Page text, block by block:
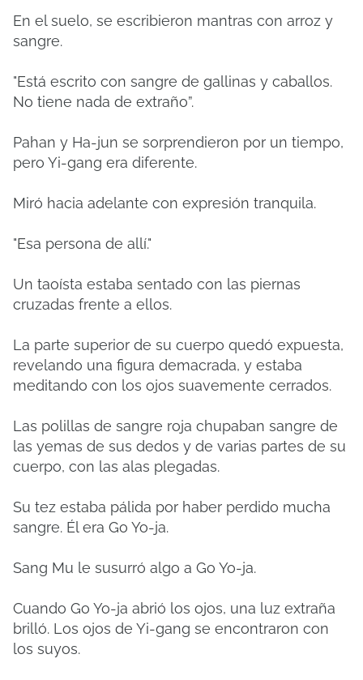
En el suelo, se escribieron mantras con arroz y
sangre.
"Está escrito con sangre de gallinas y caballos.
No tiene nada de extraño”.
Pahan y Ha-jun se sorprendieron por un tiempo,
pero Yi-gang era diferente.
Miró hacia adelante con expresión tranquila.
"Esa persona de allí."
Un taoísta estaba sentado con las piernas
cruzadas frente a ellos.
La parte superior de su cuerpo quedó expuesta,
revelando una figura demacrada, y estaba
meditando con los ojos suavemente cerrados.
Las polillas de sangre roja chupaban sangre de
las yemas de sus dedos y de varias partes de su
cuerpo, con las alas plegadas.
Su tez estaba pálida por haber perdido mucha
sangre. Él era Go Yo-ja.
Sang Mu le susurró algo a Go Yo-ja.
Cuando Go Yo-ja abrió los ojos, una luz extraña
brilló. Los ojos de Yi-gang se encontraron con
los suyos.